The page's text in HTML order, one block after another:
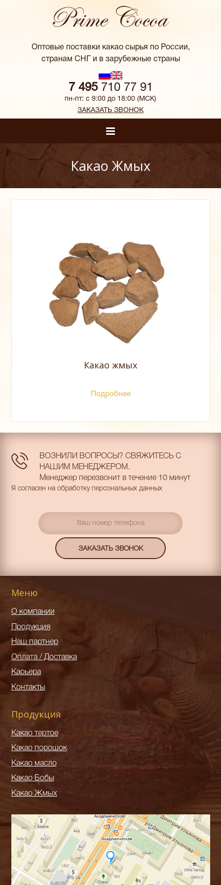
Оптовые поставки какао сырья по России,
странам СНГ и в зарубежные страны
7 495 710 77 91
пн-пт: с 9:00 до 18:00 (МСК)
ЗАКАЗАТЬ ЗВОНОК
О КОМПАНИИ
ПРОДУКЦИЯ
НАШ ПАРТНЕР
Какао Жмых
Какао жмых
Подробнее
ВОЗНИЛИ ВОПРОСЫ? СВЯЖИТЕСЬ С
НАШИМ МЕНЕДЖЕРОМ.
Менеджер перезвонит в течение 10 минут
Я согласен на обработку персональных данных
Меню
О компании
Продукция
Наш партнер
Оплата / Доставка
Карьера
Контакты
Продукция
Какао тертое
Какао порошок
Какао масло
Какао Бобы
Какао Жмых